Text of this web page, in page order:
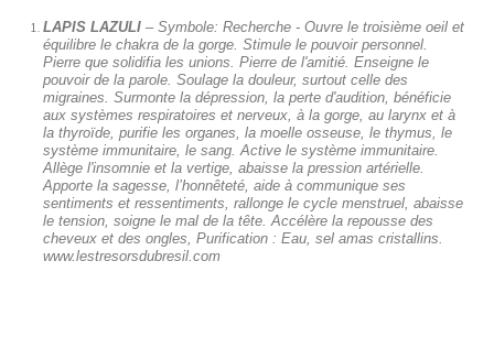
LAPIS LAZULI – Symbole: Recherche - Ouvre le troisième oeil et
équilibre le chakra de la gorge. Stimule le pouvoir personnel.
Pierre que solidifia les unions. Pierre de l'amitié. Enseigne le
pouvoir de la parole. Soulage la douleur, surtout celle des
migraines. Surmonte la dépression, la perte d'audition, bénéficie
aux systèmes respiratoires et nerveux, à la gorge, au larynx et à
la thyroïde, purifie les organes, la moelle osseuse, le thymus, le
système immunitaire, le sang. Active le système immunitaire.
Allège l'insomnie et la vertige, abaisse la pression artérielle.
Apporte la sagesse, l’honnêteté, aide à communique ses
sentiments et ressentiments, rallonge le cycle menstruel, abaisse
le tension, soigne le mal de la tête. Accélère la repousse des
cheveux et des ongles, Purification : Eau, sel amas cristallins.
www.lestresorsdubresil.com